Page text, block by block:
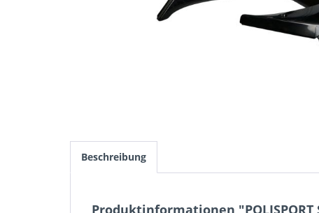
Beschreibung
Produktinformationen "POLISPORT